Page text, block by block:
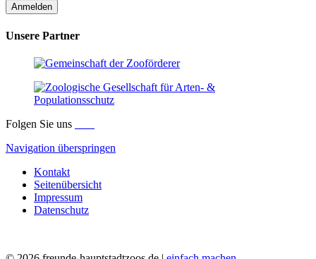
Anmelden
Unsere Partner
Folgen Sie uns
Navigation überspringen
Kontakt
Seitenübersicht
Impressum
Datenschutz